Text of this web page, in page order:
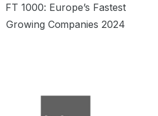
FT 1000: Europe’s Fastest
Growing Companies 2024